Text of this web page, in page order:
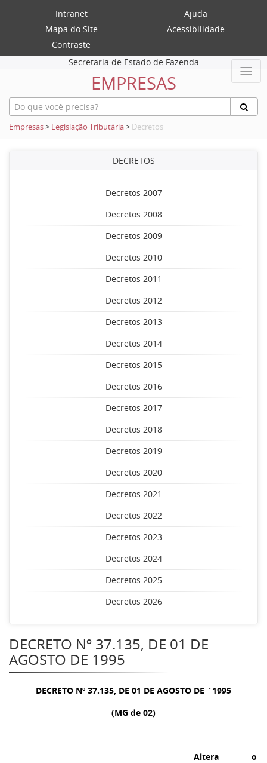
Intranet
Ajuda
Mapa do Site
Acessibilidade
Contraste
Secretaria de Estado de Fazenda
EMPRESAS
Empresas> Legislação Tributária> Decretos
DECRETOS
Decretos 2007
Decretos 2008
Decretos 2009
Decretos 2010
Decretos 2011
Decretos 2012
Decretos 2013
Decretos 2014
Decretos 2015
Decretos 2016
Decretos 2017
Decretos 2018
Decretos 2019
Decretos 2020
Decretos 2021
Decretos 2022
Decretos 2023
Decretos 2024
Decretos 2025
Decretos 2026
DECRETO Nº 37.135, DE 01 DE
AGOSTO DE 1995
DECRETO Nº 37.135, DE 01 DE AGOSTO DE `1995
(MG de 02)
Altera o